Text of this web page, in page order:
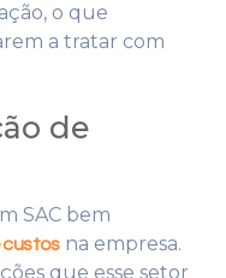
o que
a tratar com
de
SAC bem
custosna empresa.
que esse setor